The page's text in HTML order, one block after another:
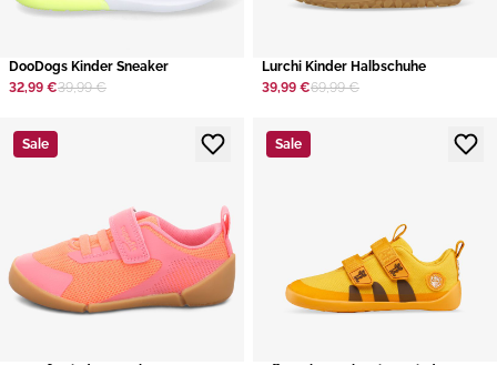
DooDogs Kinder Sneaker
32,99 €39,99 €
Lurchi Kinder Halbschuhe
39,99 €69,99 €
Sale Sale